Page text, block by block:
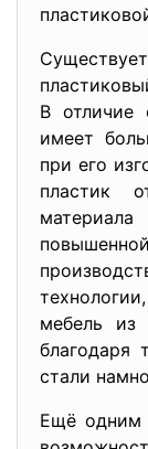
В отличие
имеет
при его
пластик
мебель из
благодаря
стали
Ещё одним